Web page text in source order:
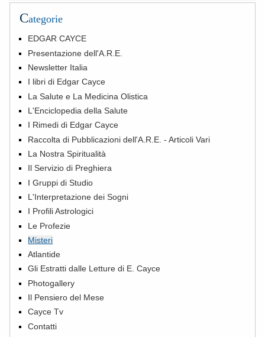
Categorie
EDGAR CAYCE
Presentazione dell'A.R.E.
Newsletter Italia
I libri di Edgar Cayce
La Salute e La Medicina Olistica
L'Enciclopedia della Salute
I Rimedi di Edgar Cayce
Raccolta di Pubblicazioni dell'A.R.E. - Articoli Vari
La Nostra Spiritualità
Il Servizio di Preghiera
I Gruppi di Studio
L'Interpretazione dei Sogni
I Profili Astrologici
Le Profezie
Misteri
Atlantide
Gli Estratti dalle Letture di E. Cayce
Photogallery
Il Pensiero del Mese
Cayce Tv
Contatti